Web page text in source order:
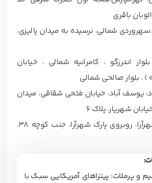
باقری
شمالی، نرسیده به میدان پالیزی،
اندرزگو ، کامرانیه شمالی ، خیابان
) ، بلوار صالحی شمالی
یوسف آباد، خیابان فتحی شقاقی، میدان
شهریار، پلاک 6
شعبه شهرآرا: شهرآرا، روبروی پارک شهرآرا، جنب کوچه 38،
و پرملات: پیتزاهای آمریکایی سبک با